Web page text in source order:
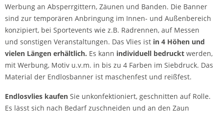
Werbung an Absperrgittern, Zäunen und Banden. Die Banner
sind zur temporären Anbringung im Innen- und Außenbereich
konzipiert, bei Sportevents wie z.B. Radrennen, auf Messen
und sonstigen Veranstaltungen. Das Vlies ist in 4 Höhen und
vielen Längen erhältlich. Es kann individuell bedruckt werden,
mit Werbung, Motiv u.v.m. in bis zu 4 Farben im Siebdruck. Das
Material der Endlosbanner ist maschenfest und reißfest.
Endlosvlies kaufen Sie unkonfektioniert, geschnitten auf Rolle.
Es lässt sich nach Bedarf zuschneiden und an den Zaun